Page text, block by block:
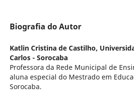
Biografia do Autor
Katlin Cristina de Castilho,
Carlos - Sorocaba
Professora da Rede Municipal de
aluna especial do Mestrado em
Sorocaba.